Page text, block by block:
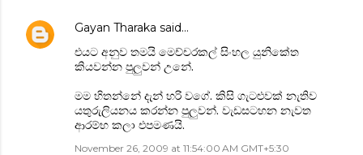
Gayan Tharaka said…
එයට අනුව තමයි මෙච්චරකල් සිංහල යුනිකේත
කියවන්න පුලුවන් උනේ.
මම හිතන්නේ දැන් හරි වගේ. කිසි ගැටළුවක් නැතිව
යතුරුලියනය කරන්න පුලුවන්. වැඩසටහන නැවත
ආරම්භ කලා එපමණයි.
November 26, 2009 at 11:54:00 AM GMT+5:30